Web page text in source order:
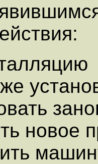
новое